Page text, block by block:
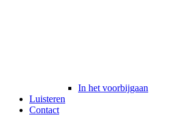
In het voorbijgaan
Luisteren
Contact